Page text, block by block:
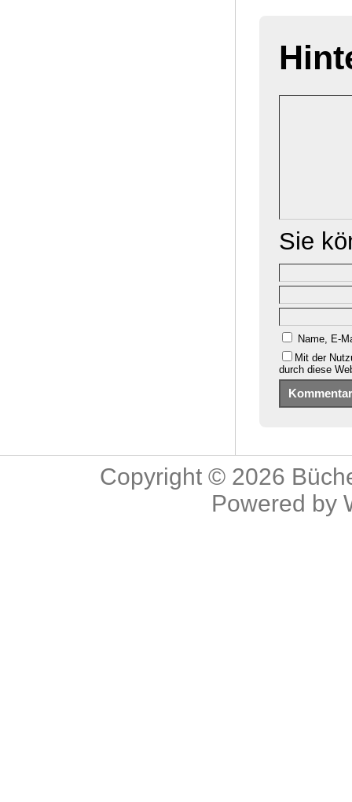
Sie
Name, E-
Mit der
durch diese
Copyright © 2026
Powered by